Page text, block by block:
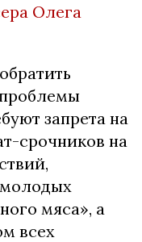
Олега
запрета на
срочников на
молодых
мяса», а
всех